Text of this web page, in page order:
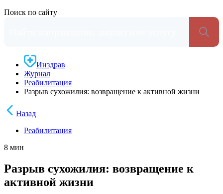
Поиск по сайту
Инздрав
Журнал
Реабилитация
Разрыв сухожилия: возвращение к активной жизни
Назад
Реабилитация
8 мин
Разрыв сухожилия: возвращение к
активной жизни